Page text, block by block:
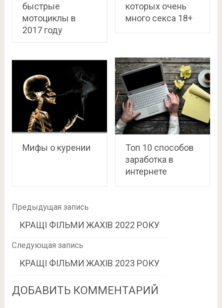
быстрые
мотоциклы в
2017 году
которых очень
много секса 18+
Мифы о курении
Топ 10 способов
заработка в
интернете
Предыдущая запись
КРАЩІ ФІЛЬМИ ЖАХІВ 2022 РОКУ
Следующая запись
КРАЩІ ФІЛЬМИ ЖАХІВ 2023 РОКУ
ДОБАВИТЬ КОММЕНТАРИЙ